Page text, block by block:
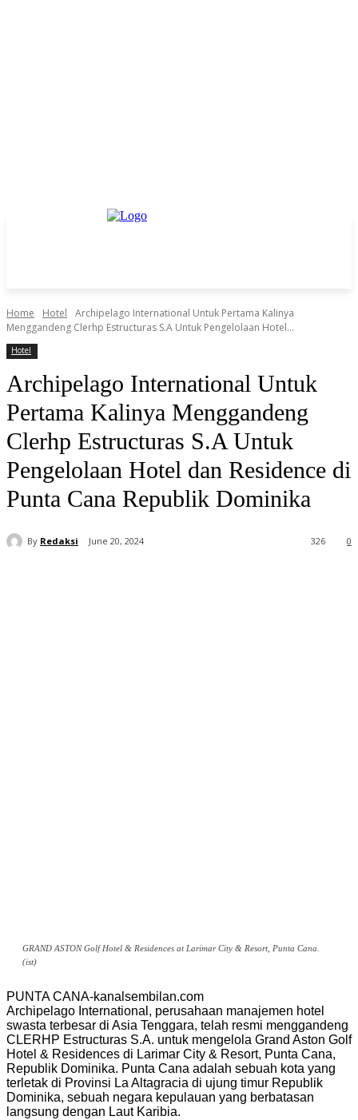
Home Hotel
Archipelago International Untuk Pertama Kalinya
Menggandeng Clerhp Estructuras S.A Untuk Pengelolaan Hotel...
Hotel
Archipelago International Untuk
Pertama Kalinya Menggandeng
Clerhp Estructuras S.A Untuk
Pengelolaan Hotel dan Residence di
Punta Cana Republik Dominika
By Redaksi June 20, 2024 0
326
GRAND ASTON Golf Hotel & Residences at Larimar City & Resort, Punta Cana.
(ist)
PUNTA CANA-kanalsembilan.com
Archipelago International, perusahaan manajemen hotel
swasta terbesar di Asia Tenggara, telah resmi menggandeng
CLERHP Estructuras S.A. untuk mengelola Grand Aston Golf
Hotel & Residences di Larimar City & Resort, Punta Cana,
Republik Dominika. Punta Cana adalah sebuah kota yang
terletak di Provinsi La Altagracia di ujung timur Republik
Dominika, sebuah negara kepulauan yang berbatasan
langsung dengan Laut Karibia.